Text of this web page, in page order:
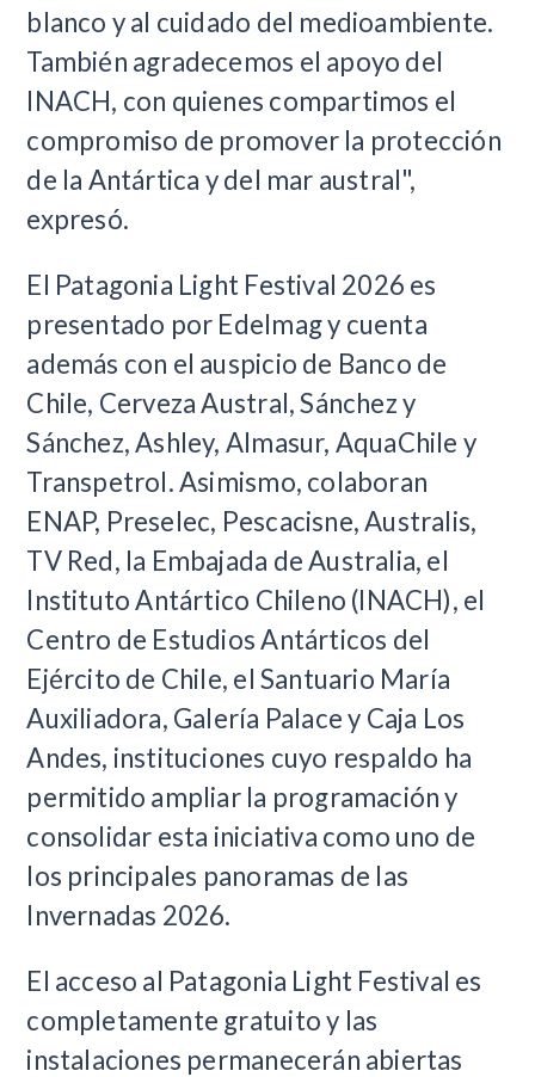
blanco y al cuidado del medioambiente.
También agradecemos el apoyo del
INACH, con quienes compartimos el
compromiso de promover la protección
de la Antártica y del mar austral",
expresó.
El Patagonia Light Festival 2026 es
presentado por Edelmag y cuenta
además con el auspicio de Banco de
Chile, Cerveza Austral, Sánchez y
Sánchez, Ashley, Almasur, AquaChile y
Transpetrol. Asimismo, colaboran
ENAP, Preselec, Pescacisne, Australis,
TV Red, la Embajada de Australia, el
Instituto Antártico Chileno (INACH), el
Centro de Estudios Antárticos del
Ejército de Chile, el Santuario María
Auxiliadora, Galería Palace y Caja Los
Andes, instituciones cuyo respaldo ha
permitido ampliar la programación y
consolidar esta iniciativa como uno de
los principales panoramas de las
Invernadas 2026.
El acceso al Patagonia Light Festival es
completamente gratuito y las
instalaciones permanecerán abiertas